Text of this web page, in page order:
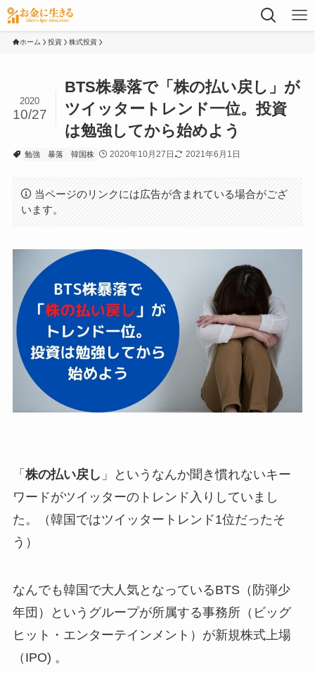
ホーム 投資 株式投資
BTS株暴落で「株の払い戻し」が
ツイッタートレンド一位。投資
は勉強してから始めよう
2020
10/27
勉強 暴落 韓国株 2020年10月27日 2021年6月1日
当ページのリンクには広告が含まれている場合がござ
います。
「 株の払い戻し 」というなんか聞き慣れないキー
ワードがツイッターのトレンド入りしていまし
た。（韓国ではツイッタートレンド1位だったそ
う）
なんでも韓国で大人気となっているBTS（防弾少
年団）というグループが所属する事務所（ビッグ
ヒット・エンターテインメント）が新規株式上場
（IPO) 。